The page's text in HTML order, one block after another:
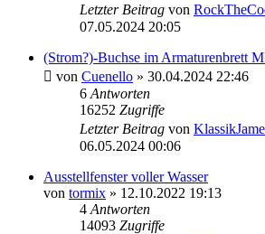
Letzter Beitrag von
07.05.2024 20:05
(Strom?)-Buchse im Armaturenbrett
von Cuenello » 30.04.2024 22:46
6 Antworten
16252 Zugriffe
Letzter Beitrag von
06.05.2024 00:06
Ausstellfenster voller Wasser
von tormix » 12.10.2022 19:13
4 Antworten
14093 Zugriffe